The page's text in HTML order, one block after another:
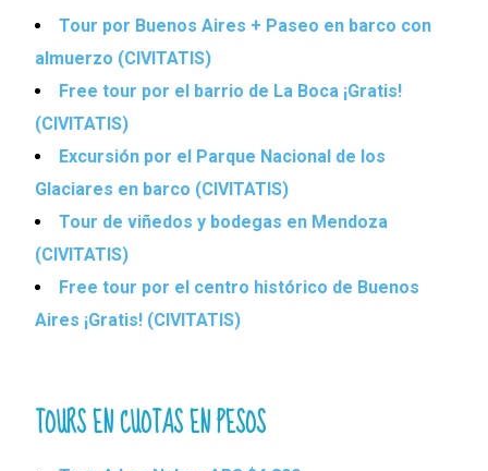
Tour por Buenos Aires + Paseo en barco con
almuerzo (CIVITATIS)
Free tour por el barrio de La Boca ¡Gratis!
(CIVITATIS)
Excursión por el Parque Nacional de los
Glaciares en barco (CIVITATIS)
Tour de viñedos y bodegas en Mendoza
(CIVITATIS)
Free tour por el centro histórico de Buenos
Aires ¡Gratis! (CIVITATIS)
TOURS EN CUOTAS EN PESOS